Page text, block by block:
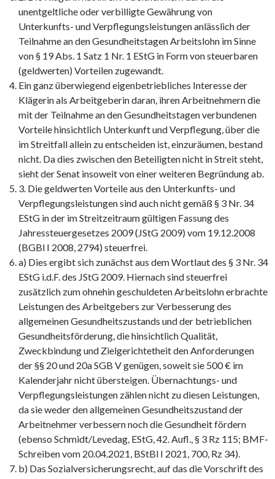
unentgeltliche oder verbilligte Gewährung von
Unterkunfts- und Verpflegungsleistungen anlässlich der
Teilnahme an den Gesundheitstagen Arbeitslohn im Sinne
von § 19 Abs. 1 Satz 1 Nr. 1 EStG in Form von steuerbaren
(geldwerten) Vorteilen zugewandt.
Ein ganz überwiegend eigenbetriebliches Interesse der
Klägerin als Arbeitgeberin daran, ihren Arbeitnehmern die
mit der Teilnahme an den Gesundheitstagen verbundenen
Vorteile hinsichtlich Unterkunft und Verpflegung, über die
im Streitfall allein zu entscheiden ist, einzuräumen, bestand
nicht. Da dies zwischen den Beteiligten nicht in Streit steht,
sieht der Senat insoweit von einer weiteren Begründung ab.
3. Die geldwerten Vorteile aus den Unterkunfts- und
Verpflegungsleistungen sind auch nicht gemäß § 3 Nr. 34
EStG in der im Streitzeitraum gültigen Fassung des
Jahressteuergesetzes 2009 (JStG 2009) vom 19.12.2008
(BGBl I 2008, 2794) steuerfrei.
a) Dies ergibt sich zunächst aus dem Wortlaut des § 3 Nr. 34
EStG i.d.F. des JStG 2009. Hiernach sind steuerfrei
zusätzlich zum ohnehin geschuldeten Arbeitslohn erbrachte
Leistungen des Arbeitgebers zur Verbesserung des
allgemeinen Gesundheitszustands und der betrieblichen
Gesundheitsförderung, die hinsichtlich Qualität,
Zweckbindung und Zielgerichtetheit den Anforderungen
der §§ 20 und 20a SGB V genügen, soweit sie 500 € im
Kalenderjahr nicht übersteigen. Übernachtungs- und
Verpflegungsleistungen zählen nicht zu diesen Leistungen,
da sie weder den allgemeinen Gesundheitszustand der
Arbeitnehmer verbessern noch die Gesundheit fördern
(ebenso Schmidt/Levedag, EStG, 42. Aufl., § 3 Rz 115; BMF-
Schreiben vom 20.04.2021, BStBl I 2021, 700, Rz 34).
b) Das Sozialversicherungsrecht, auf das die Vorschrift des